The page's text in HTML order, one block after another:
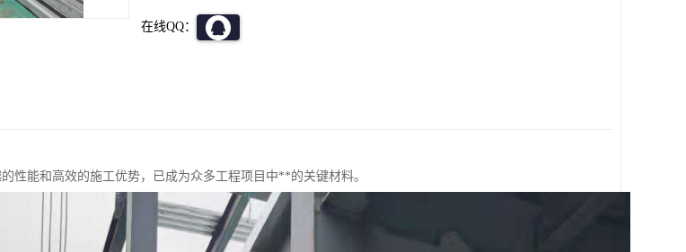
在线QQ：
性能和高效的施工优势，已成为众多工程项目中**的关键材料。